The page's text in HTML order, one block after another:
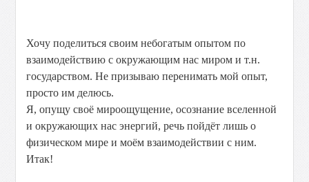
Хочу поделиться своим небогатым опытом по
взаимодействию с окружающим нас миром и т.н.
государством. Не призываю перенимать мой опыт,
просто им делюсь.
Я, опущу своё мироощущение, осознание вселенной
и окружающих нас энергий, речь пойдёт лишь о
физическом мире и моём взаимодействии с ним.
Итак!